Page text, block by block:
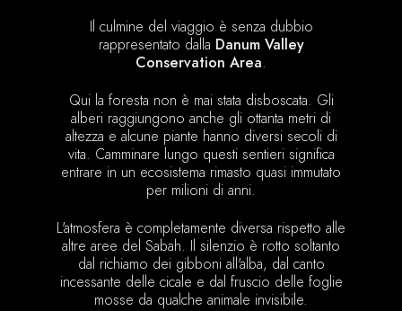
Il culmine del viaggio è senza dubbio
rappresentato dalla Danum Valley
Conservation Area.
Qui la foresta non è mai stata disboscata. Gli
alberi raggiungono anche gli ottanta metri di
altezza e alcune piante hanno diversi secoli di
vita. Camminare lungo questi sentieri significa
entrare in un ecosistema rimasto quasi immutato
per milioni di anni.
L'atmosfera è completamente diversa rispetto alle
altre aree del Sabah. Il silenzio è rotto soltanto
dal richiamo dei gibboni all'alba, dal canto
incessante delle cicale e dal fruscio delle foglie
mosse da qualche animale invisibile.